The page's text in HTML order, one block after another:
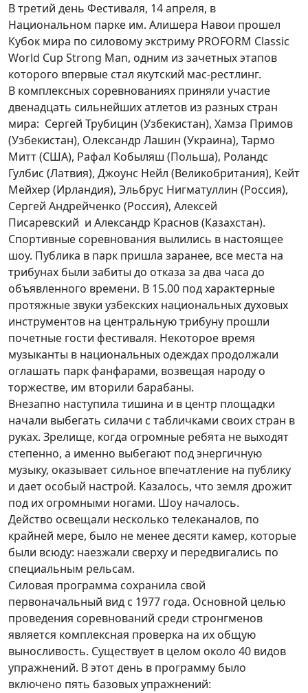
В третий день Фестиваля, 14 апреля, в
Национальном парке им. Алишера Навои прошел
Кубок мира по силовому экстриму PROFORM Classic
World Cup Strong Man, одним из зачетных этапов
которого впервые стал якутский мас-рестлинг.
В комплексных соревнованиях приняли участие
двенадцать сильнейших атлетов из разных стран
мира: Сергей Трубицин (Узбекистан), Хамза Примов
(Узбекистан), Олександр Лашин (Украина), Тармо
Митт (США), Рафал Кобыляш (Польша), Роландс
Гулбис (Латвия), Джоунс Нейл (Великобритания), Кейт
Мейхер (Ирландия), Эльбрус Нигматуллин (Россия),
Сергей Андрейченко (Россия), Алексей
Писаревский и Александр Краснов (Казахстан).
Спортивные соревнования вылились в настоящее
шоу. Публика в парк пришла заранее, все места на
трибунах были забиты до отказа за два часа до
объявленного времени. В 15.00 под характерные
протяжные звуки узбекских национальных духовых
инструментов на центральную трибуну прошли
почетные гости фестиваля. Некоторое время
музыканты в национальных одеждах продолжали
оглашать парк фанфарами, возвещая народу о
торжестве, им вторили барабаны.
Внезапно наступила тишина и в центр площадки
начали выбегать силачи с табличками своих стран в
руках. Зрелище, когда огромные ребята не выходят
степенно, а именно выбегают под энергичную
музыку, оказывает сильное впечатление на публику
и дает особый настрой. Казалось, что земля дрожит
под их огромными ногами. Шоу началось.
Действо освещали несколько телеканалов, по
крайней мере, было не менее десяти камер, которые
были всюду: наезжали сверху и передвигались по
специальным рельсам.
Силовая программа сохранила свой
первоначальный вид с 1977 года. Основной целью
проведения соревнований среди стронгменов
является комплексная проверка на их общую
выносливость. Существует в целом около 40 видов
упражнений. В этот день в программу было
включено пять базовых упражнений: